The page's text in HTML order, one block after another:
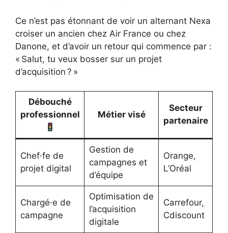
Ce n’est pas étonnant de voir un alternant Nexa
croiser un ancien chez Air France ou chez
Danone, et d’avoir un retour qui commence par :
« Salut, tu veux bosser sur un projet
d’acquisition ? »
Débouché
professionnel
Métier visé
Secteur
partenaire
Chef·fe de
projet digital
Gestion de
campagnes et
d’équipe
Orange,
L’Oréal
Chargé·e de
campagne
Optimisation de
l’acquisition
digitale
Carrefour,
Cdiscount